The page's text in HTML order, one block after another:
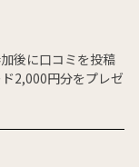
後に口コミを投稿
2,000円分をプレゼ